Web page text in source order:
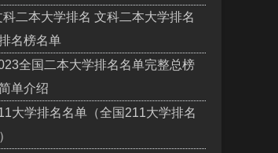
科二本大学排名 文科二本大学排名
名榜名单
全国二本大学排名名单完整总榜
单介绍
大学排名名单（全国211大学排名